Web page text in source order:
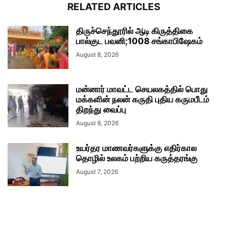
RELATED ARTICLES
திருச்செந்தூரில் ஆடி கிருத்திகை
பால்குட பவனி;1008 சங்காபிஷேகம்
August 8, 2026
மன்னார் மாவட்ட செயலகத்தில் பொது
மக்களின் நலன் கருதி புதிய கருமபீடம்
திறந்து வைப்பு
August 8, 2026
உயர்தர மாணவர்களுக்கு எதிர்கால
தொழில் உலகம் பற்றிய கருத்தரங்கு
August 7, 2026